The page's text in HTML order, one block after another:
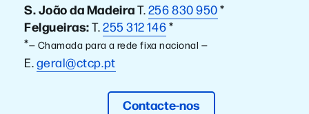
S. João da MadeiraT.256 830 950*
Felgueiras:T.255 312 146*
*— Chamada para a rede fixa nacional —
E.geral@ctcp.pt
Contacte-nos